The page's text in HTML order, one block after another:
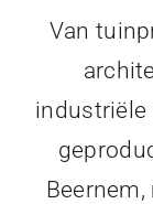
Van
industriële